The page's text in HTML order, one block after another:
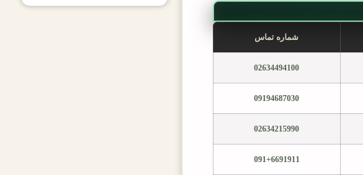
شماره تماس
02634494100
09194687030
02634215990
091+6691911